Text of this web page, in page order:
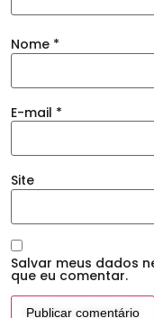
Nome *
E-mail *
Site
Salvar meus dados
que eu comentar.